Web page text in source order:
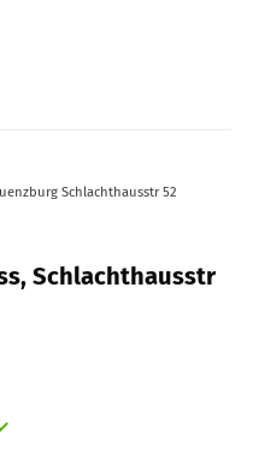
Schlachthausstr 52
Schlachthausstr